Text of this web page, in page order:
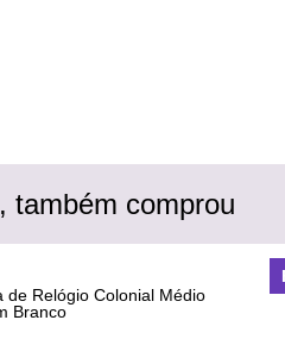
também comprou
de Relógio Colonial Médio
Branco